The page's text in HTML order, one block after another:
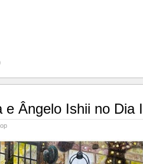
e Ângelo Ishii no Dia